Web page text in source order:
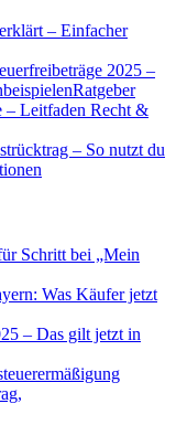
– Einfacher
2025 –
Ratgeber
– Leitfaden Recht &
– So nutzt du
Schritt bei „Mein
Was Käufer jetzt
– Das gilt jetzt in